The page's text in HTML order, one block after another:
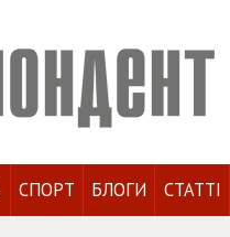
СПОРТ БЛОГИ СТАТТІ